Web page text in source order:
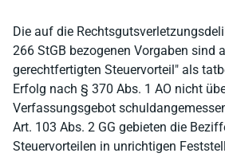
Die auf die
266 StGB bezogenen Vorgaben sind
gerechtfertigten Steuervorteil" als
Erfolg nach § 370 Abs. 1 AO nicht
Verfassungsgebot
Art. 103 Abs. 2 GG gebieten die
Steuervorteilen in unrichtigen